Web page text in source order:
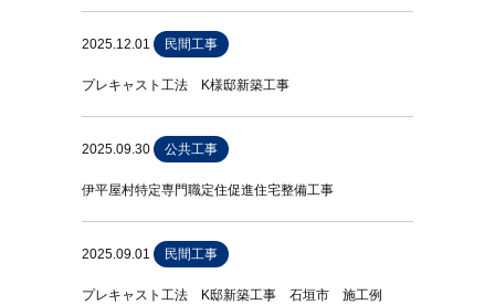
2025.12.01 民間工事
プレキャスト工法 K様邸新築工事
2025.09.30 公共工事
伊平屋村特定専門職定住促進住宅整備工事
2025.09.01 民間工事
プレキャスト工法 K邸新築工事 石垣市 施工例